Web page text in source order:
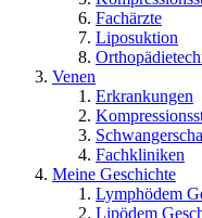
Fachärzte
Liposuktion
Venen
Erkrankungen
Fachkliniken
Meine Geschichte
Lymphödem
Lipödem